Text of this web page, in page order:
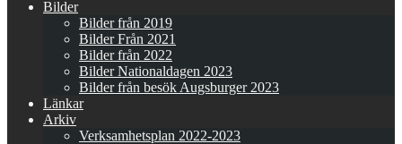
Bilder
Bilder från 2019
Bilder Från 2021
Bilder från 2022
Bilder Nationaldagen 2023
Bilder från besök Augsburger 2023
Länkar
Arkiv
Verksamhetsplan 2022-2023